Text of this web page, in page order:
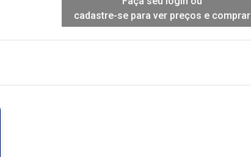
cadastre-se para ver preços e comprar